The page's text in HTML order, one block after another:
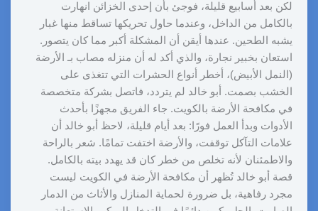
لكن بعد أسابيع قليلة، فوجئ بأن إحدى الخزائن انهارت
بالكامل من الداخل، وعندما حاول تحريكها تساقط منها غبار
يشبه الطحين. عندها أيقن أن المشكلة أكبر مما كان يتصور.
استعان بخبير نجارة، والذي أكد له أن منزله مصاب بـ الأرضة
(النمل الأبيض)، أخطر أنواع الحشرات التي تتغذى على
الخشب بصمت. أبو خالد لم يتردد، فاتصل بشركة متخصصة
في مكافحة الأرضة بالكويت. جاء الفريق مجهزًا بأحدث
الأدوات وبدأ العمل فورًا: بعد أيام قليلة، لاحظ أبو خالد أن
علامات التآكل توقفت، والأرضة اختفت تمامًا. شعر بالراحة
والاطمئنان لأنه تخلص من خطر كان قد يهدد بيته بالكامل.
قصة أبو خالد تُظهر أن مكافحة الأرضة في الكويت ليست
مجرد رفاهية، بل ضرورة لحماية المنازل والأثاث من الدمار